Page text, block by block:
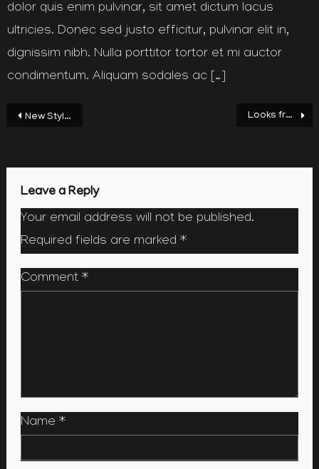
dolor quis enim pulvinar, sit amet dictum lacus
ultricies. Donec sed justo efficitur, pulvinar elit in,
dignissim nibh. Nulla porttitor tortor et mi auctor
condimentum. Aliquam sodales ac […]
Post
New Styling Collections Looks from the Roswana, 2015
Leave a Reply
Your email address will not be published.
Required fields are marked *
Comment *
Name *